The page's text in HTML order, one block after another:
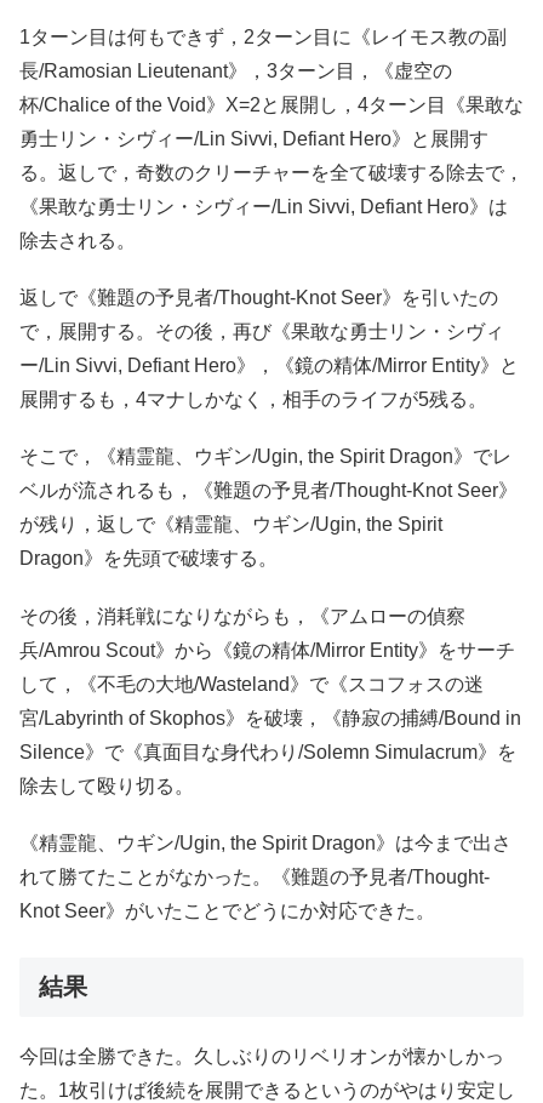
1ターン目は何もできず，2ターン目に《レイモス教の副
長/Ramosian Lieutenant》，3ターン目，《虚空の
杯/Chalice of the Void》X=2と展開し，4ターン目《果敢な
勇士リン・シヴィー/Lin Sivvi, Defiant Hero》と展開す
る。返しで，奇数のクリーチャーを全て破壊する除去で，
《果敢な勇士リン・シヴィー/Lin Sivvi, Defiant Hero》は
除去される。
返しで《難題の予見者/Thought-Knot Seer》を引いたの
で，展開する。その後，再び《果敢な勇士リン・シヴィ
ー/Lin Sivvi, Defiant Hero》，《鏡の精体/Mirror Entity》と
展開するも，4マナしかなく，相手のライフが5残る。
そこで，《精霊龍、ウギン/Ugin, the Spirit Dragon》でレ
ベルが流されるも，《難題の予見者/Thought-Knot Seer》
が残り，返しで《精霊龍、ウギン/Ugin, the Spirit
Dragon》を先頭で破壊する。
その後，消耗戦になりながらも，《アムローの偵察
兵/Amrou Scout》から《鏡の精体/Mirror Entity》をサーチ
して，《不毛の大地/Wasteland》で《スコフォスの迷
宮/Labyrinth of Skophos》を破壊，《静寂の捕縛/Bound in
Silence》で《真面目な身代わり/Solemn Simulacrum》を
除去して殴り切る。
《精霊龍、ウギン/Ugin, the Spirit Dragon》は今まで出さ
れて勝てたことがなかった。《難題の予見者/Thought-
Knot Seer》がいたことでどうにか対応できた。
結果
今回は全勝できた。久しぶりのリベリオンが懐かしかっ
た。1枚引けば後続を展開できるというのがやはり安定し